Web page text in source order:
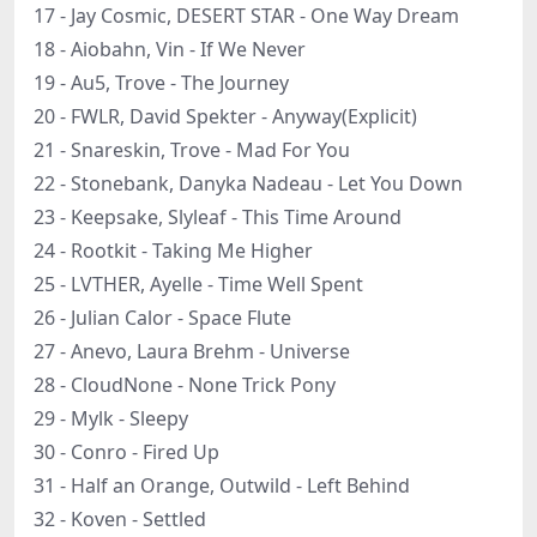
17 - Jay Cosmic, DESERT STAR - One Way Dream
18 - Aiobahn, Vin - If We Never
19 - Au5, Trove - The Journey
20 - FWLR, David Spekter - Anyway(Explicit)
21 - Snareskin, Trove - Mad For You
22 - Stonebank, Danyka Nadeau - Let You Down
23 - Keepsake, Slyleaf - This Time Around
24 - Rootkit - Taking Me Higher
25 - LVTHER, Ayelle - Time Well Spent
26 - Julian Calor - Space Flute
27 - Anevo, Laura Brehm - Universe
28 - CloudNone - None Trick Pony
29 - Mylk - Sleepy
30 - Conro - Fired Up
31 - Half an Orange, Outwild - Left Behind
32 - Koven - Settled